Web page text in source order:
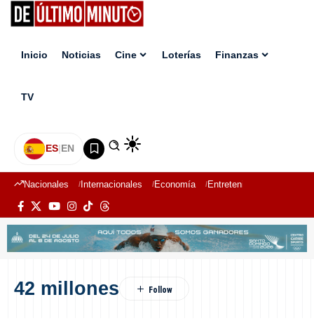
Inicio Noticias Cine Loterías Finanzas
TV
ES|EN
Nacionales Internacionales Economía Entretenimiento
42 millones